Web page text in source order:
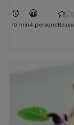
15 min4 personeBassa